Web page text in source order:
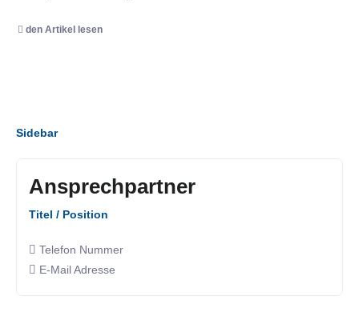
den Artikel lesen
Sidebar
Ansprechpartner
Titel / Position
Telefon Nummer
E-Mail Adresse